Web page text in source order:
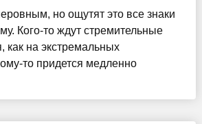
но ощутят это все знаки
Кого-то ждут стремительные
как на экстремальных
то придется медленно